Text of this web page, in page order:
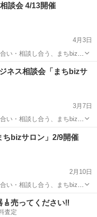
談会 4/13開催
4月3日
い・相談し合う、まちbiz会
5分） ...
ワークショップ
ネス相談会「まちbizサ
3月7日
い・相談し合う、まちbiz会
5分） ◆...
ワークショップ
ちbizサロン」2/9開催
2月10日
い・相談し合う、まちbiz会
5分） ◆...
ワークショップ
🎸売ってください‼️
査定